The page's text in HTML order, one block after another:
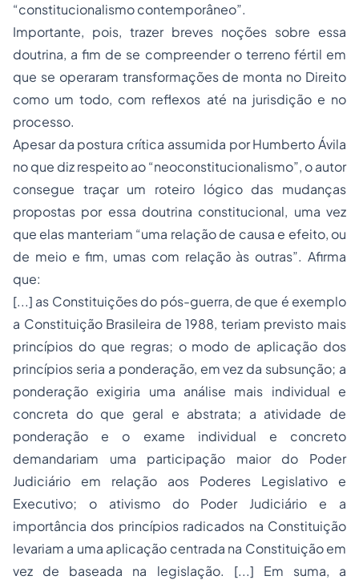
“constitucionalismo contemporâneo”.
Importante, pois, trazer breves noções sobre essa
doutrina, a fim de se compreender o terreno fértil em
que se operaram transformações de monta no Direito
como um todo, com reflexos até na jurisdição e no
processo.
Apesar da postura crítica assumida por Humberto Ávila
no que diz respeito ao “neoconstitucionalismo”, o autor
consegue traçar um roteiro lógico das mudanças
propostas por essa doutrina constitucional, uma vez
que elas manteriam “uma relação de causa e efeito, ou
de meio e fim, umas com relação às outras”. Afirma
que:
[...] as Constituições do pós-guerra, de que é exemplo
a Constituição Brasileira de 1988, teriam previsto mais
princípios do que regras; o modo de aplicação dos
princípios seria a ponderação, em vez da subsunção; a
ponderação exigiria uma análise mais individual e
concreta do que geral e abstrata; a atividade de
ponderação e o exame individual e concreto
demandariam uma participação maior do Poder
Judiciário em relação aos Poderes Legislativo e
Executivo; o ativismo do Poder Judiciário e a
importância dos princípios radicados na Constituição
levariam a uma aplicação centrada na Constituição em
vez de baseada na legislação. [...] Em suma, a